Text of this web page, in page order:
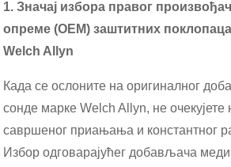
1. Значај избора правог
опреме (OEM) заштитних
Welch Allyn
Када се ослоните на оригиналног
сонде марке Welch Allyn, не
савршеног приањања и константног
Избор одговарајућег добављача